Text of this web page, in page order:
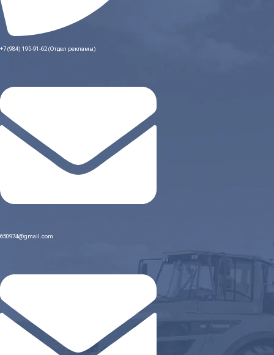
+7 (984) 195-91-62 (Отдел рекламы)
650974@gmail.com